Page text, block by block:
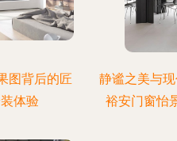
图背后的匠
体验
静谧之美与
裕安门窗怡